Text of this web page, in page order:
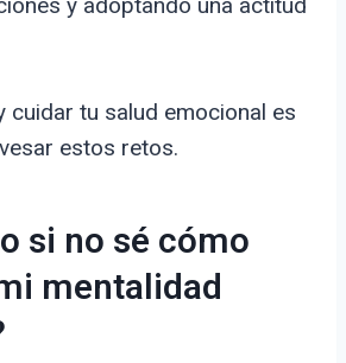
y adoptando una actitud
cuidar tu salud emocional es
estos retos.
si no sé cómo
mentalidad